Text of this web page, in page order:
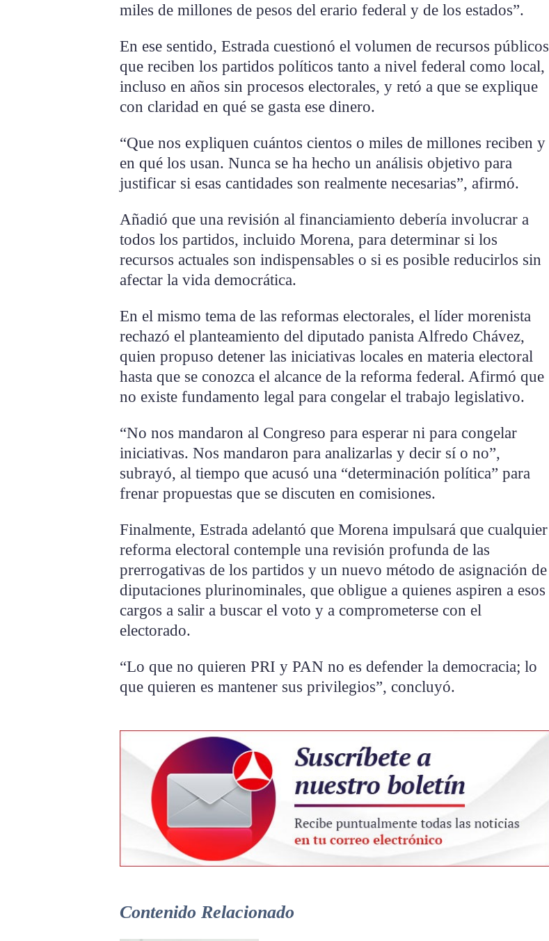
miles de millones de pesos del erario federal y de los estados”.
En ese sentido, Estrada cuestionó el volumen de recursos públicos
que reciben los partidos políticos tanto a nivel federal como local,
incluso en años sin procesos electorales, y retó a que se explique
con claridad en qué se gasta ese dinero.
“Que nos expliquen cuántos cientos o miles de millones reciben y
en qué los usan. Nunca se ha hecho un análisis objetivo para
justificar si esas cantidades son realmente necesarias”, afirmó.
Añadió que una revisión al financiamiento debería involucrar a
todos los partidos, incluido Morena, para determinar si los
recursos actuales son indispensables o si es posible reducirlos sin
afectar la vida democrática.
En el mismo tema de las reformas electorales, el líder morenista
rechazó el planteamiento del diputado panista Alfredo Chávez,
quien propuso detener las iniciativas locales en materia electoral
hasta que se conozca el alcance de la reforma federal. Afirmó que
no existe fundamento legal para congelar el trabajo legislativo.
“No nos mandaron al Congreso para esperar ni para congelar
iniciativas. Nos mandaron para analizarlas y decir sí o no”,
subrayó, al tiempo que acusó una “determinación política” para
frenar propuestas que se discuten en comisiones.
Finalmente, Estrada adelantó que Morena impulsará que cualquier
reforma electoral contemple una revisión profunda de las
prerrogativas de los partidos y un nuevo método de asignación de
diputaciones plurinominales, que obligue a quienes aspiren a esos
cargos a salir a buscar el voto y a comprometerse con el
electorado.
“Lo que no quieren PRI y PAN no es defender la democracia; lo
que quieren es mantener sus privilegios”, concluyó.
Contenido Relacionado